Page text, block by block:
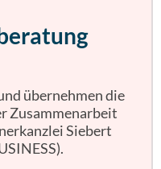
übernehmen die
Zusammenarbeit
Siebert